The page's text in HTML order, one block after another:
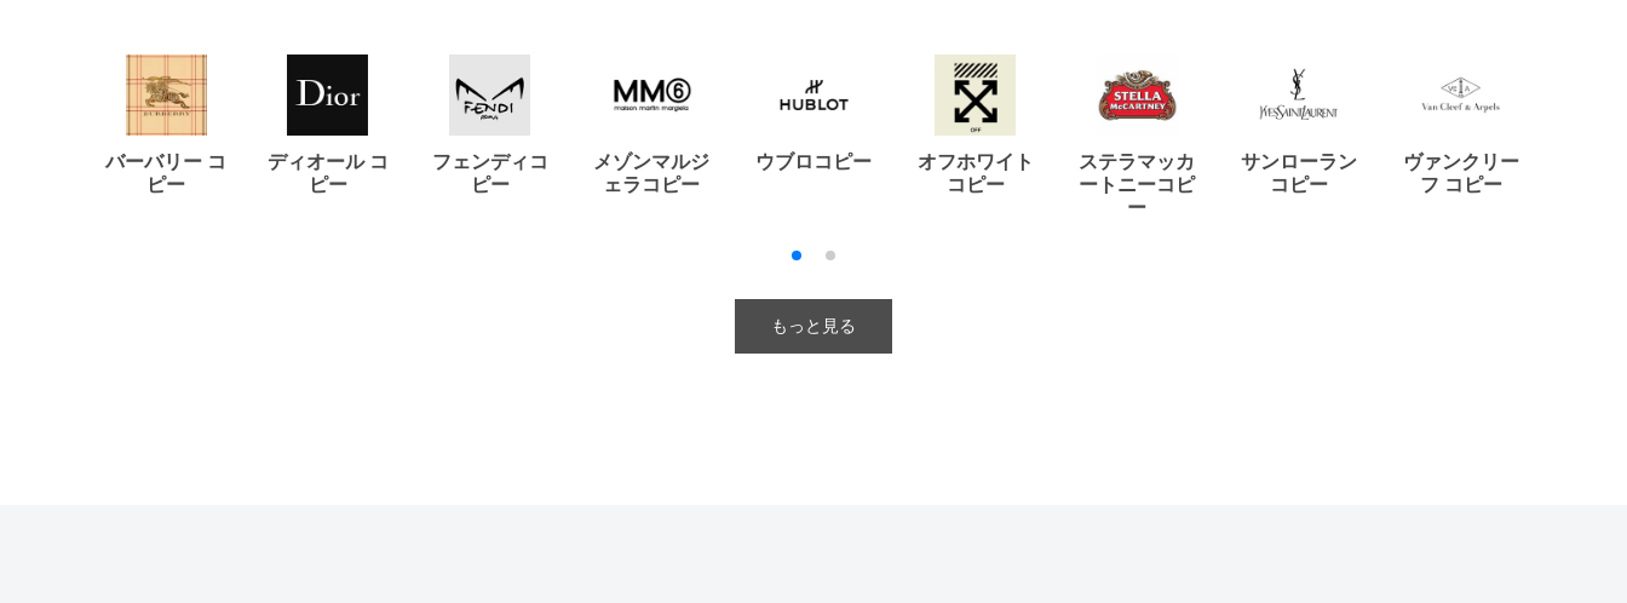
バーバリー コ
ピー
ディオール コ
ピー
フェンディコ
ピー
メゾンマルジ
ェラコピー
ウブロコピー
オフホワイト
コピー
ステラマッカ
ートニーコピ
ー
サンローラン
コピー
ヴァンクリー
フ コピー
もっと見る